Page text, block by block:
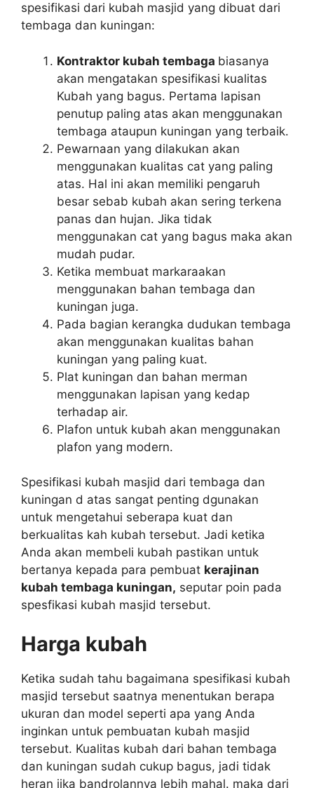
spesifikasi dari kubah masjid yang dibuat dari
tembaga dan kuningan:
Kontraktor kubah tembaga biasanya
akan mengatakan spesifikasi kualitas
Kubah yang bagus. Pertama lapisan
penutup paling atas akan menggunakan
tembaga ataupun kuningan yang terbaik.
Pewarnaan yang dilakukan akan
menggunakan kualitas cat yang paling
atas. Hal ini akan memiliki pengaruh
besar sebab kubah akan sering terkena
panas dan hujan. Jika tidak
menggunakan cat yang bagus maka akan
mudah pudar.
Ketika membuat markaraakan
menggunakan bahan tembaga dan
kuningan juga.
Pada bagian kerangka dudukan tembaga
akan menggunakan kualitas bahan
kuningan yang paling kuat.
Plat kuningan dan bahan merman
menggunakan lapisan yang kedap
terhadap air.
Plafon untuk kubah akan menggunakan
plafon yang modern.
Spesifikasi kubah masjid dari tembaga dan
kuningan d atas sangat penting dgunakan
untuk mengetahui seberapa kuat dan
berkualitas kah kubah tersebut. Jadi ketika
Anda akan membeli kubah pastikan untuk
bertanya kepada para pembuat kerajinan
kubah tembaga kuningan, seputar poin pada
spesfikasi kubah masjid tersebut.
Harga kubah
Ketika sudah tahu bagaimana spesifikasi kubah
masjid tersebut saatnya menentukan berapa
ukuran dan model seperti apa yang Anda
inginkan untuk pembuatan kubah masjid
tersebut. Kualitas kubah dari bahan tembaga
dan kuningan sudah cukup bagus, jadi tidak
heran jika bandrolannya lebih mahal. maka dari